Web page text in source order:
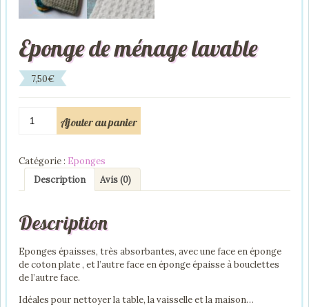
Eponge de ménage lavable
7,50€
ménage
lavable
Ajouter au panier
Catégorie : Eponges
Description
Avis (0)
Description
Eponges épaisses, très absorbantes, avec une face en éponge
de coton plate , et l’autre face en éponge épaisse à bouclettes
de l’autre face.
Idéales pour nettoyer la table, la vaisselle et la maison…